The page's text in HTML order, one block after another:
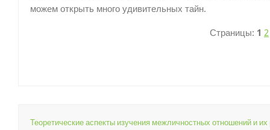
можем открыть много удивительных тайн.
Страницы: 1 2
Теоретические аспекты изучения межличностных отношений и их